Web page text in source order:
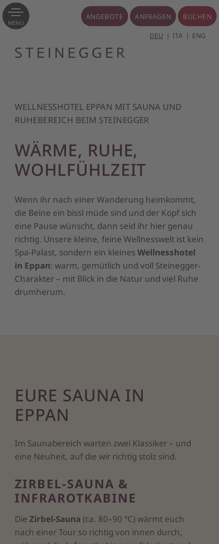
MENÜ
ANGEBOTE ANFRAGEN BUCHEN
DEU ITA ENG
WELLNESSHOTEL EPPAN MIT SAUNA UND
RUHEBEREICH BEIM STEINEGGER
WÄRME, RUHE,
WOHLFÜHLZEIT
Wenn ihr nach einer Wanderung heimkommt,
die Beine ein bissl müde sind und der Kopf sich
eine Pause wünscht, dann seid ihr hier genau
richtig. Unsere kleine, feine Wellnesswelt ist kein
Spa-Palast, sondern ein kleines Wellnesshotel
in Eppan: warm, gemütlich und voll Steinegger-
Charakter – mit Blick in die Natur und viel Ruhe
drumherum.
EURE SAUNA IN
EPPAN
Im Saunabereich warten zwei Klassiker – und
eine Neuheit, auf die wir richtig stolz sind.
ZIRBEL-SAUNA &
INFRAROTKABINE
Die Zirbel-Sauna (ca. 80–90 °C) wärmt euch
nach einer Tour so richtig von innen durch,